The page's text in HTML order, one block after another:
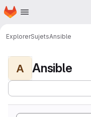
Passer au contenu principal
Page d'accueil
ExplorerSujetsAnsible
A Ansible